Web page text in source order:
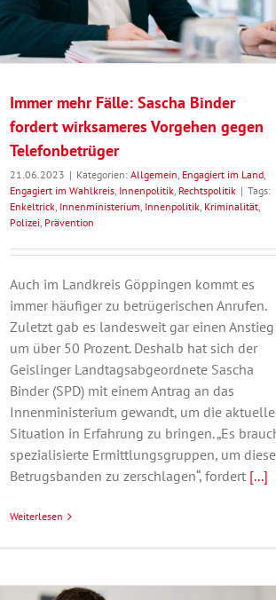
Immer mehr Fälle: Sascha Binder
fordert wirksameres Vorgehen gegen
Telefonbetrüger
21.06.2023 | Kategorien: Allgemein, Engagiert im Land,
Engagiert im Wahlkreis, Innenpolitik, Rechtspolitik | Tags:
Enkeltrick, Innenministerium, Innenpolitik, Kriminalität,
Polizei, Prävention
Auch im Landkreis Göppingen kommt es
immer häufiger zu betrügerischen Anrufen.
Zuletzt gab es landesweit gar einen Anstieg
um über 50 Prozent. Deshalb hat sich der
Geislinger Landtagsabgeordnete Sascha
Binder (SPD) mit einem Antrag an das
Innenministerium gewandt, um die aktuelle
Situation in Erfahrung zu bringen. „Es
spezialisierte Ermittlungsgruppen, um diese
Betrugsbanden zu zerschlagen“, fordert [...]
Weiterlesen
Allgemein Engagiert im Land Engagiert im
Innenpolitik Rechtspolitik